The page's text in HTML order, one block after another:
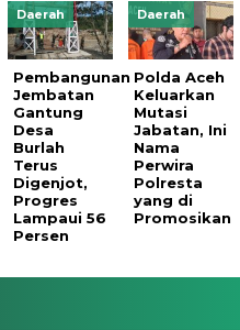
Daerah
Pembangunan
Jembatan
Gantung
Desa
Burlah
Terus
Digenjot,
Progres
Lampaui 56
Persen
Daerah
Polda Aceh
Keluarkan
Mutasi
Jabatan, Ini
Nama
Perwira
Polresta
yang di
Promosikan